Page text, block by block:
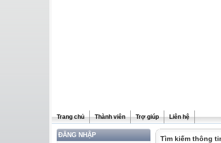
Trang chủ Thành viên Trợ giúp Liên hệ
ĐĂNG NHẬP Tìm kiếm thông